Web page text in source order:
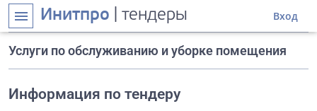
menu Инитпро | тендеры Вход
Услуги по обслуживанию и уборке помещения
Информация по тендеру